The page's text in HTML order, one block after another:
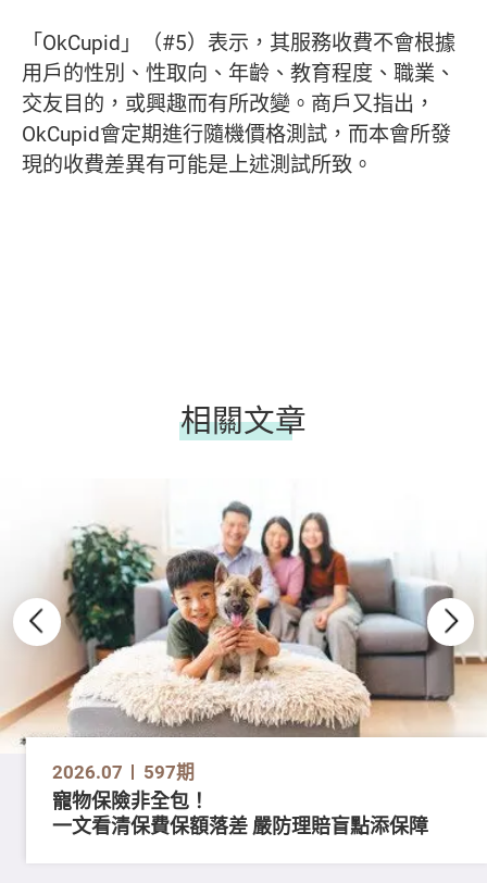
「OkCupid」（#5）表示，其服務收費不會根據
用戶的性別、性取向、年齡、教育程度、職業、
交友目的，或興趣而有所改變。商戶又指出，
OkCupid會定期進行隨機價格測試，而本會所發
現的收費差異有可能是上述測試所致。
相關文章
2026.07 597期
寵物保險非全包！
一文看清保費保額落差 嚴防理賠盲點添保障